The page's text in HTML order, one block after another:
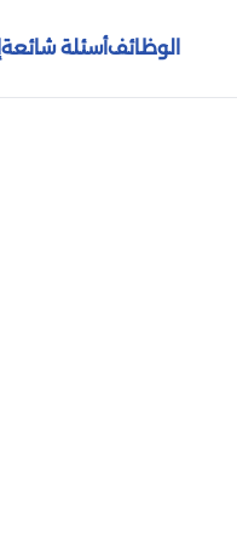
الوظائفأسئلة شائعة